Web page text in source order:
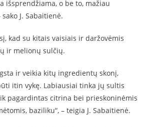
išsprendžiama, o be to, mažiau
J. Sabaitienė.
kad su kitais vaisiais ir daržovėmis
ir melionų sulčių.
ir veikia kitų ingredientų skonį,
itin vykę. Labiausiai tinka jų sultis
pagardintas citrina bei prieskoninėmis
baziliku“, – teigia J. Sabaitienė.